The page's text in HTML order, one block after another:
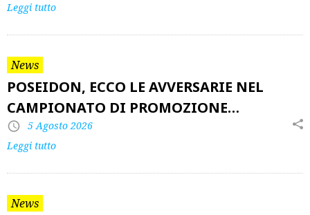
Leggi tutto
News
POSEIDON, ECCO LE AVVERSARIE NEL
CAMPIONATO DI PROMOZIONE…
5 Agosto 2026
Leggi tutto
News